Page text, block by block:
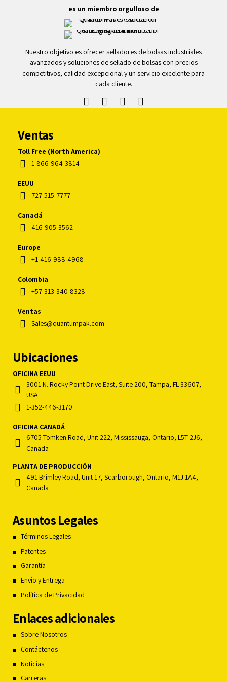
es un miembro orgulloso de
Nuestro objetivo es ofrecer selladores de bolsas industriales
avanzados y soluciones de sellado de bolsas con precios
competitivos, calidad excepcional y un servicio excelente para
cada cliente.
Ventas
Toll Free (North America)
1-866-964-3814
EEUU
727-515-7777
Canadá
416-905-3562
Europe
+1-416-988-4968
Colombia
+57-313-340-8328
Ventas
Sales@quantumpak.com
Ubicaciones
OFICINA EEUU
3001 N. Rocky Point Drive East, Suite 200, Tampa, FL 33607,
USA
1-352-446-3170
OFICINA CANADÁ
6705 Tomken Road, Unit 222, Mississauga, Ontario, L5T 2J6,
Canada
PLANTA DE PRODUCCIÓN
491 Brimley Road, Unit 17, Scarborough, Ontario, M1J 1A4,
Canada
Asuntos Legales
Términos Legales
Patentes
Garantía
Envío y Entrega
Política de Privacidad
Enlaces adicionales
Sobre Nosotros
Contáctenos
Noticias
Carreras